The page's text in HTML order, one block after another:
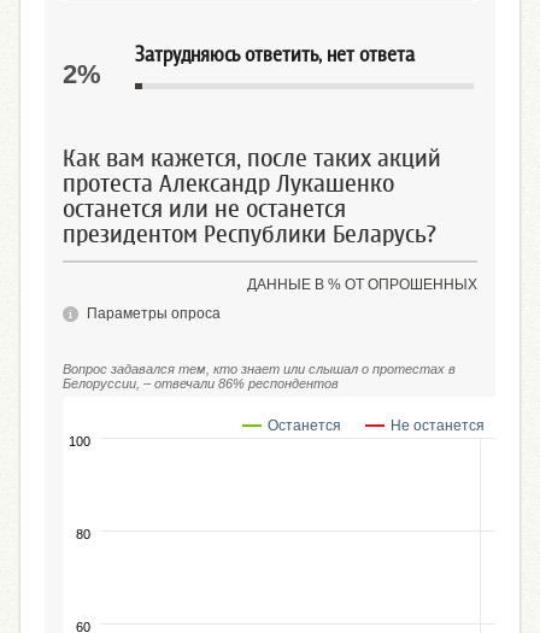
Затрудняюсь ответить, нет ответа
2%
Как вам кажется, после таких акций
протеста Александр Лукашенко
останется или не останется
президентом Республики Беларусь?
ДАННЫЕ В % ОТ ОПРОШЕННЫХ
Параметры опроса
Вопрос задавался тем, кто знает или слышал о протестах в
Белоруссии, – отвечали 86% респондентов
Останется Не останется
60
80
100